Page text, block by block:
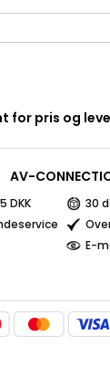
for pris og
AV-
DKK
30
E-